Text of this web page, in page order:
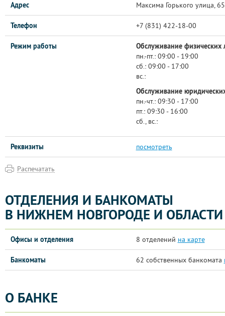
Адрес Максима Горького улица,
Телефон +7 (831) 422-18-00
Режим работы
Обслуживание физических
пн.-пт.: 09:00 - 19:00
сб.: 09:00 - 17:00
вс.:
Обслуживание
пн.-чт.: 09:30 - 17:00
пт.: 09:30 - 16:00
сб., вс.:
Реквизиты посмотреть
Распечатать
ОТДЕЛЕНИЯ И БАНКОМАТЫ
В НИЖНЕМ НОВГОРОДЕ И ОБЛАСТИ
Офисы и отделения 8 отделений на карте
Банкоматы 62 собственных банкомата
О БАНКЕ